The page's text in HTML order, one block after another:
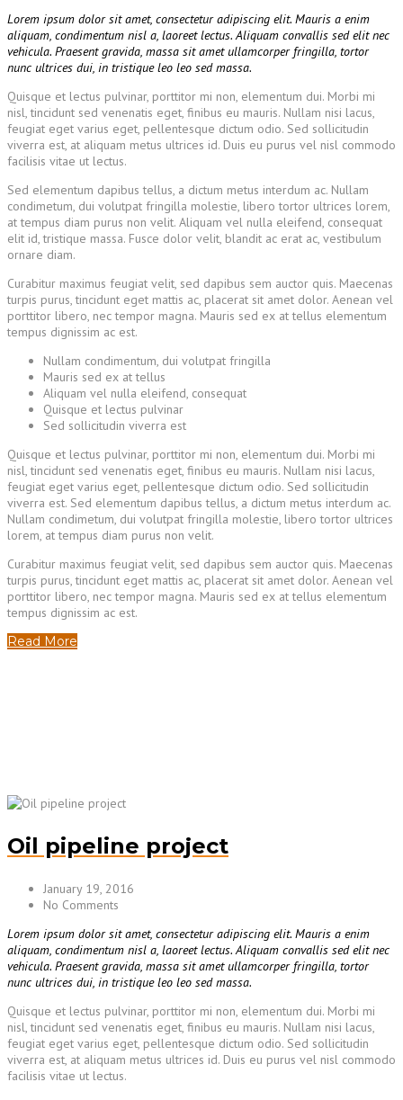
Lorem ipsum dolor sit amet, consectetur adipiscing elit. Mauris a enim
aliquam, condimentum nisl a, laoreet lectus. Aliquam convallis sed elit nec
vehicula. Praesent gravida, massa sit amet ullamcorper fringilla, tortor
nunc ultrices dui, in tristique leo leo sed massa.
Quisque et lectus pulvinar, porttitor mi non, elementum dui. Morbi mi
nisl, tincidunt sed venenatis eget, finibus eu mauris. Nullam nisi lacus,
feugiat eget varius eget, pellentesque dictum odio. Sed sollicitudin
viverra est, at aliquam metus ultrices id. Duis eu purus vel nisl commodo
facilisis vitae ut lectus.
Sed elementum dapibus tellus, a dictum metus interdum ac. Nullam
condimetum, dui volutpat fringilla molestie, libero tortor ultrices lorem,
at tempus diam purus non velit. Aliquam vel nulla eleifend, consequat
elit id, tristique massa. Fusce dolor velit, blandit ac erat ac, vestibulum
ornare diam.
Curabitur maximus feugiat velit, sed dapibus sem auctor quis. Maecenas
turpis purus, tincidunt eget mattis ac, placerat sit amet dolor. Aenean vel
porttitor libero, nec tempor magna. Mauris sed ex at tellus elementum
tempus dignissim ac est.
Nullam condimentum, dui volutpat fringilla
Mauris sed ex at tellus
Aliquam vel nulla eleifend, consequat
Quisque et lectus pulvinar
Sed sollicitudin viverra est
Quisque et lectus pulvinar, porttitor mi non, elementum dui. Morbi mi
nisl, tincidunt sed venenatis eget, finibus eu mauris. Nullam nisi lacus,
feugiat eget varius eget, pellentesque dictum odio. Sed sollicitudin
viverra est. Sed elementum dapibus tellus, a dictum metus interdum ac.
Nullam condimetum, dui volutpat fringilla molestie, libero tortor ultrices
lorem, at tempus diam purus non velit.
Curabitur maximus feugiat velit, sed dapibus sem auctor quis. Maecenas
turpis purus, tincidunt eget mattis ac, placerat sit amet dolor. Aenean vel
porttitor libero, nec tempor magna. Mauris sed ex at tellus elementum
tempus dignissim ac est.
Read More
Oil pipeline project
January 19, 2016
No Comments
Lorem ipsum dolor sit amet, consectetur adipiscing elit. Mauris a enim
aliquam, condimentum nisl a, laoreet lectus. Aliquam convallis sed elit nec
vehicula. Praesent gravida, massa sit amet ullamcorper fringilla, tortor
nunc ultrices dui, in tristique leo leo sed massa.
Quisque et lectus pulvinar, porttitor mi non, elementum dui. Morbi mi
nisl, tincidunt sed venenatis eget, finibus eu mauris. Nullam nisi lacus,
feugiat eget varius eget, pellentesque dictum odio. Sed sollicitudin
viverra est, at aliquam metus ultrices id. Duis eu purus vel nisl commodo
facilisis vitae ut lectus.